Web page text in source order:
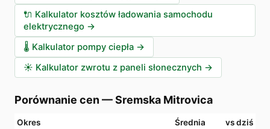
🔌 Kalkulator kosztów ładowania samochodu
elektrycznego →
🌡️ Kalkulator pompy ciepła →
☀️ Kalkulator zwrotu z paneli słonecznych →
Porównanie cen —Sremska Mitrovica
Okres Średnia vs dziś